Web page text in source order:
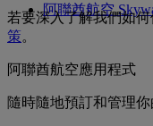
阿聯酋航空
若要深入了解我們如
策。
阿聯酋航空應用程式
隨時隨地預訂和管理你